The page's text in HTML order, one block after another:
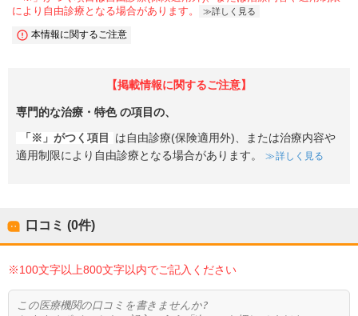
により自由診療となる場合があります。
詳しく見る
本情報に関するご注意
【掲載情報に関するご注意】
専門的な治療・特色の項目の、
「※」がつく項目
は自由診療(保険適用外)、または治療内容や
適用制限により自由診療となる場合があります。
詳しく見る
口コミ (0件)
※100文字以上800文字以内でご記入ください